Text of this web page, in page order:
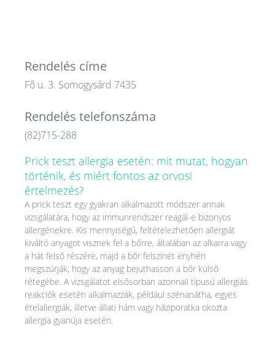
Rendelés címe
Fő u. 3. Somogysárd 7435
Rendelés telefonszáma
(82)715-288
Prick teszt allergia esetén: mit mutat, hogyan
történik, és miért fontos az orvosi
értelmezés?
A prick teszt egy gyakran alkalmazott módszer annak
vizsgálatára, hogy az immunrendszer reagál-e bizonyos
allergénekre. Kis mennyiségű, feltételezhetően allergiát
kiváltó anyagot visznek fel a bőrre, általában az alkarra vagy
a hát felső részére, majd a bőr felszínét enyhén
megszúrják, hogy az anyag bejuthasson a bőr külső
rétegébe. A vizsgálatot elsősorban azonnali típusú allergiás
reakciók esetén alkalmazzák, például szénanátha, egyes
ételallergiák, illetve állati hám vagy háziporatka okozta
allergia gyanúja esetén.